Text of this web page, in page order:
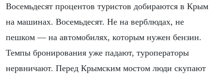
Восемьдесят процентов туристов добираются в Крым
на машинах. Восемьдесят. Не на верблюдах, не
пешком — на автомобилях, которым нужен бензин.
Темпы бронирования уже падают, туроператоры
нервничают. Перед Крымским мостом люди скупают